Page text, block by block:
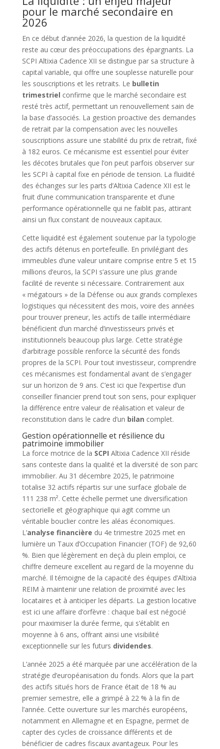
pour le marché secondaire en
2026
En ce début d’année 2026, la question de la liquidité
reste au cœur des préoccupations des épargnants. La
SCPI Altixia Cadence XII se distingue par sa structure à
capital variable, qui offre une souplesse naturelle pour
les souscriptions et les retraits. Le bulletin
trimestriel confirme que le marché secondaire est
resté très actif, permettant un renouvellement sain de
la base d’associés. La gestion proactive des demandes
de retrait par la compensation avec les nouvelles
souscriptions assure une stabilité du prix de retrait, fixé
à 182 euros. Ce mécanisme est essentiel pour éviter
les décotes brutales que l’on peut parfois observer sur
les SCPI à capital fixe en période de tension. La fluidité
des échanges sur les parts d’Altixia Cadence XII est le
fruit d’une communication transparente et d’une
performance opérationnelle qui ne faiblit pas, attirant
ainsi un flux constant de nouveaux capitaux.
Cette liquidité est également soutenue par la typologie
des actifs détenus en portefeuille. En privilégiant des
immeubles d’une valeur unitaire comprise entre 5 et 15
millions d’euros, la SCPI s’assure une plus grande
facilité de revente si nécessaire. Contrairement aux
« mégatours » de la Défense ou aux grands complexes
logistiques qui nécessitent des mois, voire des années
pour trouver preneur, les actifs de taille intermédiaire
bénéficient d’un marché d’investisseurs privés et
institutionnels beaucoup plus large. Cette stratégie
d’arbitrage possible renforce la sécurité des fonds
propres de la SCPI. Pour tout investisseur, comprendre
ces mécanismes est fondamental avant de s’engager
sur un horizon de 9 ans. C’est ici que l’expertise d’un
conseiller financier prend tout son sens, pour expliquer
la différence entre valeur de réalisation et valeur de
reconstitution dans le cadre d’un bilan complet.
Gestion opérationnelle et résilience du
patrimoine immobilier
La force motrice de la SCPI Altixia Cadence XII réside
sans conteste dans la qualité et la diversité de son parc
immobilier. Au 31 décembre 2025, le patrimoine
totalise 32 actifs répartis sur une surface globale de
111 238 m². Cette échelle permet une diversification
sectorielle et géographique qui agit comme un
véritable bouclier contre les aléas économiques.
L’analyse financière du 4e trimestre 2025 met en
lumière un Taux d’Occupation Financier (TOF) de 92,60
%. Bien que légèrement en deçà du plein emploi, ce
chiffre demeure excellent au regard de la moyenne du
marché. Il témoigne de la capacité des équipes d’Altixia
REIM à maintenir une relation de proximité avec les
locataires et à anticiper les départs. La gestion locative
est ici une affaire d’orfèvre : chaque bail est négocié
pour maximiser la durée ferme, qui s’établit en
moyenne à 6 ans, offrant ainsi une visibilité
exceptionnelle sur les futurs dividendes.
L’année 2025 a été marquée par une accélération de la
stratégie d’européanisation du fonds. Alors que la part
des actifs situés hors de France était de 18 % au
premier semestre, elle a grimpé à 22 % à la fin de
l’année. Cette ouverture sur les marchés européens,
notamment en Allemagne et en Espagne, permet de
capter des cycles de croissance différents et de
bénéficier de cadres fiscaux avantageux. Pour les